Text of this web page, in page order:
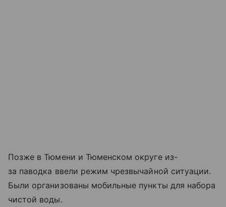
Позже в Тюмени и Тюменском округе из-
за паводка ввели режим чрезвычайной ситуации.
Были организованы мобильные пункты для набора
чистой воды.